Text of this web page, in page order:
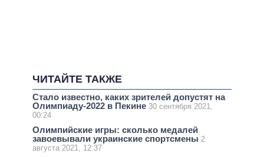
ЧИТАЙТЕ ТАКЖЕ
Стало известно, каких зрителей допустят на
Олимпиаду-2022 в Пекине 30 сентября 2021,
00:24
Олимпийские игры: сколько медалей
завоевывали украинские спортсмены 2
августа 2021, 12:37